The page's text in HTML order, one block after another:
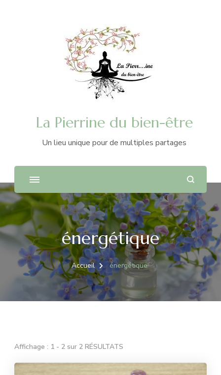
La Pierrine du bien-être
Un lieu unique pour de multiples partages
énergétique
Accueil énergétique
Affichage : 1 - 2 sur 2 RÉSULTATS